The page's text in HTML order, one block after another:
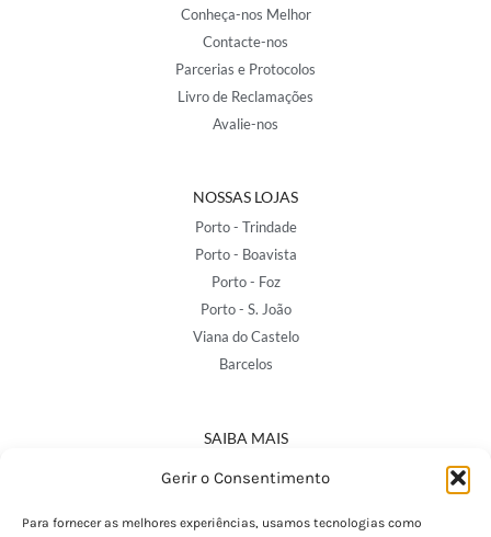
Gerir o Consentimento
Para fornecer as melhores experiências, usamos tecnologias como
Conheça-nos Melhor
Contacte-nos
Parcerias e Protocolos
Livro de Reclamações
Avalie-nos
NOSSAS LOJAS
Porto - Trindade
Porto - Boavista
Porto - Foz
Porto - S. João
Viana do Castelo
Barcelos
SAIBA MAIS
Política de Privacidade
Termos e Condições